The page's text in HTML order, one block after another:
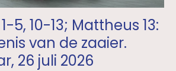
5, 10-13; Mattheus 13:
van de zaaier.
26 juli 2026